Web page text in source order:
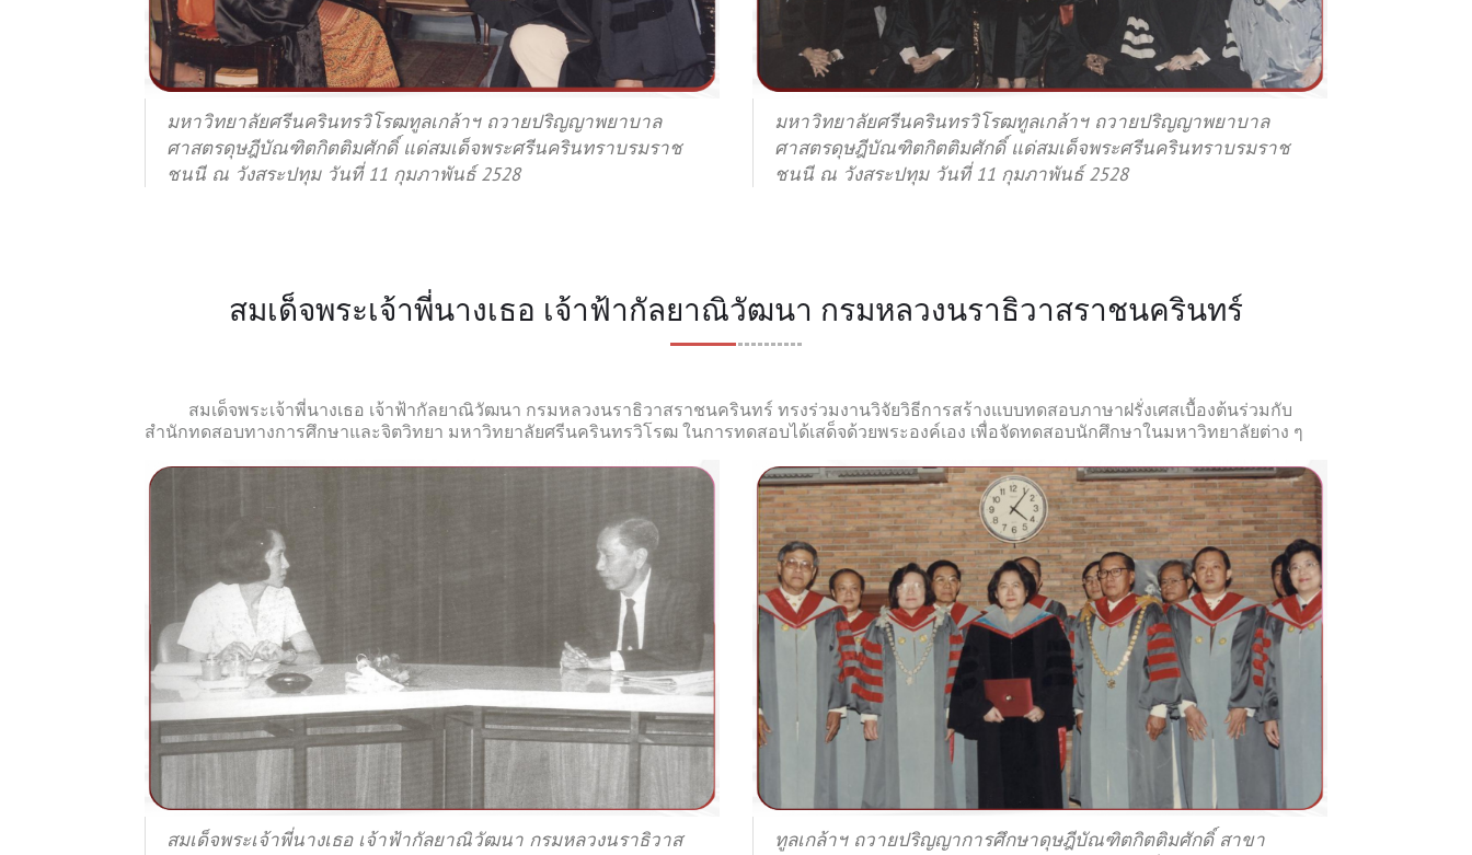
มหาวิทยาลัยศรีนครินทรวิโรฒทูลเกล้าฯ ถวายปริญญาพยาบาล
ศาสตรดุษฎีบัณฑิตกิตติมศักดิ์ แด่สมเด็จพระศรีนครินทราบรมราช
ชนนี ณ วังสระปทุม วันที่ 11 กุมภาพันธ์ 2528
มหาวิทยาลัยศรีนครินทรวิโรฒทูลเกล้าฯ ถวายปริญญาพยาบาล
ศาสตรดุษฎีบัณฑิตกิตติมศักดิ์ แด่สมเด็จพระศรีนครินทราบรมราช
ชนนี ณ วังสระปทุม วันที่ 11 กุมภาพันธ์ 2528
สมเด็จพระเจ้าพี่นางเธอ เจ้าฟ้ากัลยาณิวัฒนา กรมหลวงนราธิวาสราชนครินทร์
สมเด็จพระเจ้าพี่นางเธอ เจ้าฟ้ากัลยาณิวัฒนา กรมหลวงนราธิวาสราชนครินทร์ ทรงร่วมงานวิจัยวิธีการสร้างแบบทดสอบภาษาฝรั่งเศสเบื้องต้นร่วมกับ
สำนักทดสอบทางการศึกษาและจิตวิทยา มหาวิทยาลัยศรีนครินทรวิโรฒ ในการทดสอบได้เสด็จด้วยพระองค์เอง เพื่อจัดทดสอบนักศึกษาในมหาวิทยาลัยต่าง ๆ
สมเด็จพระเจ้าพี่นางเธอ เจ้าฟ้ากัลยาณิวัฒนา กรมหลวงนราธิวาส
ทูลเกล้าฯ ถวายปริญญาการศึกษาดุษฎีบัณฑิตกิตติมศักดิ์ สาขา